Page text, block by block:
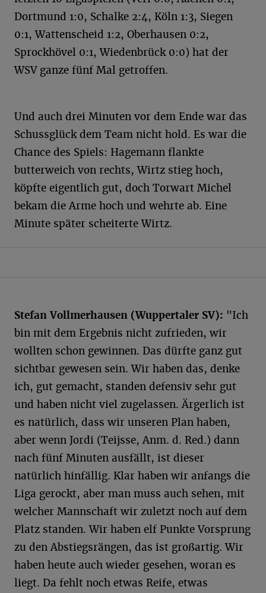
Dortmund 1:0, Schalke 2:4, Köln 1:3, Siegen
0:1, Wattenscheid 1:2, Oberhausen 0:2,
Sprockhövel 0:1, Wiedenbrück 0:0) hat der
WSV ganze fünf Mal getroffen.
Und auch drei Minuten vor dem Ende war das
Schussglück dem Team nicht hold. Es war die
Chance des Spiels: Hagemann flankte
butterweich von rechts, Wirtz stieg hoch,
köpfte eigentlich gut, doch Torwart Michel
bekam die Arme hoch und wehrte ab. Eine
Minute später scheiterte Wirtz.
Stefan Vollmerhausen (Wuppertaler SV): "Ich
bin mit dem Ergebnis nicht zufrieden, wir
wollten schon gewinnen. Das dürfte ganz gut
sichtbar gewesen sein. Wir haben das, denke
ich, gut gemacht, standen defensiv sehr gut
und haben nicht viel zugelassen. Ärgerlich ist
es natürlich, dass wir unseren Plan haben,
aber wenn Jordi (Teijsse, Anm. d. Red.) dann
nach fünf Minuten ausfällt, ist dieser
natürlich hinfällig. Klar haben wir anfangs die
Liga gerockt, aber man muss auch sehen, mit
welcher Mannschaft wir zuletzt noch auf dem
Platz standen. Wir haben elf Punkte Vorsprung
zu den Abstiegsrängen, das ist großartig. Wir
haben heute auch wieder gesehen, woran es
liegt. Da fehlt noch etwas Reife, etwas